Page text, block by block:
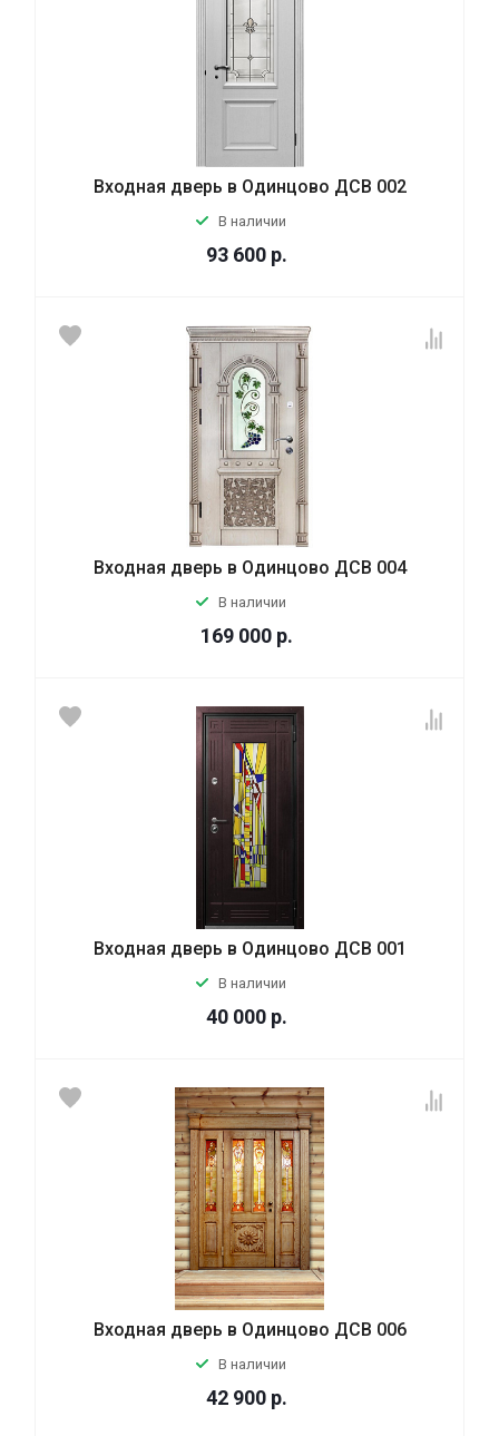
Входная дверь в Одинцово ДСВ 002
В наличии
93 600 р.
Входная дверь в Одинцово ДСВ 004
В наличии
169 000 р.
Входная дверь в Одинцово ДСВ 001
В наличии
40 000 р.
Входная дверь в Одинцово ДСВ 006
В наличии
42 900 р.